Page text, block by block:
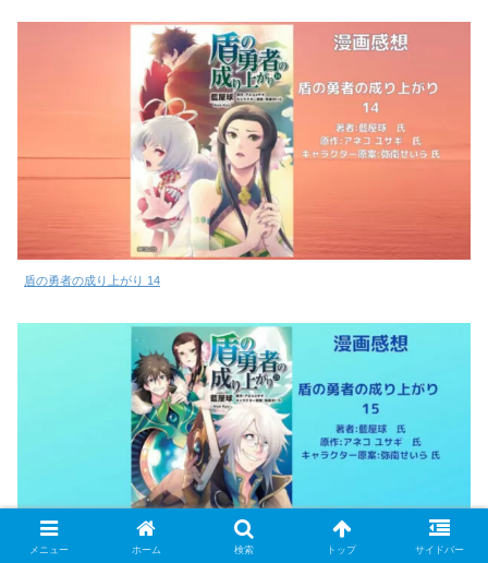
盾の勇者の成り上がり 14
メニュー ホーム 検索 トップ サイドバー